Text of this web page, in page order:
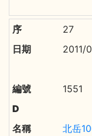
27
2011/
1551
北岳